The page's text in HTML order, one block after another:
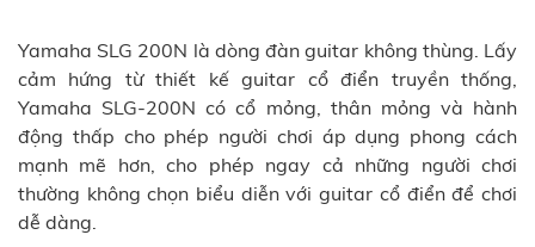
Yamaha SLG 200N là dòng đàn guitar không thùng. Lấy
cảm hứng từ thiết kế guitar cổ điển truyền thống,
Yamaha SLG-200N có cổ mỏng, thân mỏng và hành
động thấp cho phép người chơi áp dụng phong cách
mạnh mẽ hơn, cho phép ngay cả những người chơi
thường không chọn biểu diễn với guitar cổ điển để chơi
dễ dàng.